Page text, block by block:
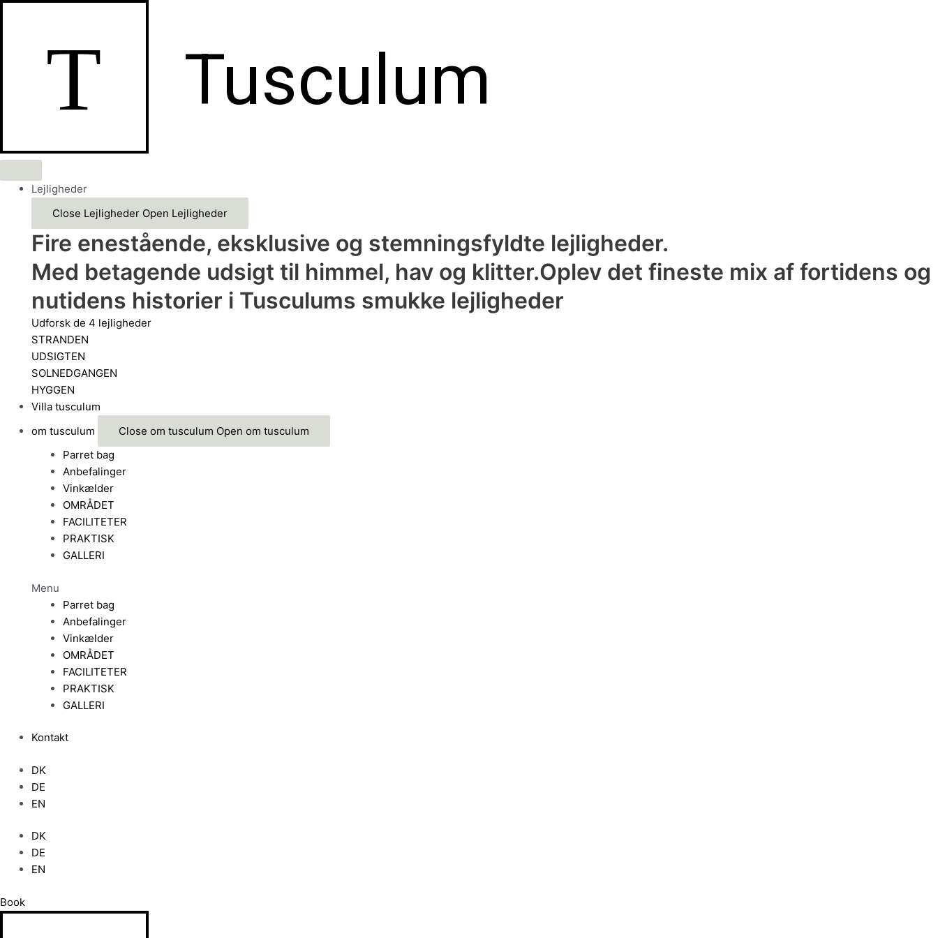
Gå
Tusculum
T
Lejligheder
Close Lejligheder Open Lejligheder
Fire enestående, eksklusive og stemningsfyldte lejligheder.
Med betagende udsigt til himmel, hav og klitter.Oplev det fineste mix af fortidens og
nutidens historier i Tusculums smukke lejligheder
Udforsk de 4 lejligheder
STRANDEN
UDSIGTEN
SOLNEDGANGEN
HYGGEN
Villa tusculum
om tusculum
Close om tusculum Open om tusculum
Parret bag
Anbefalinger
Vinkælder
OMRÅDET
FACILITETER
PRAKTISK
GALLERI
Menu
Parret bag
Anbefalinger
Vinkælder
OMRÅDET
FACILITETER
PRAKTISK
GALLERI
Kontakt
DK
DE
EN
DK
DE
EN
Book